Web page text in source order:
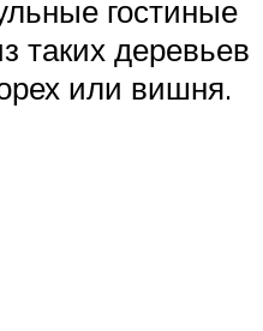
гостиные
таких деревьев
или вишня.